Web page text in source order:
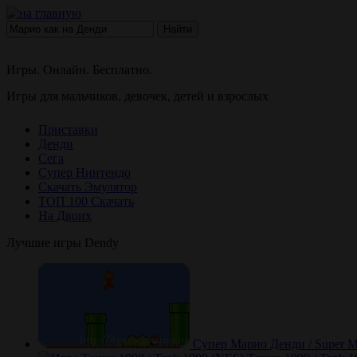
Игры. Онлайн. Бесплатно.
Игры для мальчиков, девочек, детей и взрослых
Приставки
Денди
Сега
Супер Нинтендо
Скачать Эмулятор
ТОП 100 Скачать
На Двоих
Лучшие игры Dendy
Супер Марио Денди / Super